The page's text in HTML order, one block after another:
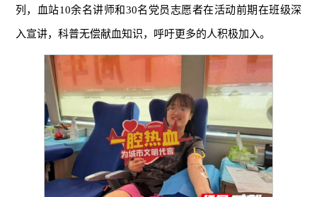
列，血站10余名讲师和30名党员志愿者在活动前期在班级深
入宣讲，科普无偿献血知识，呼吁更多的人积极加入。